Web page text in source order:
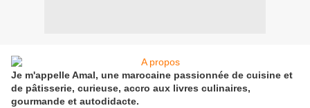
Je m'appelle Amal, une marocaine passionnée de cuisine et
de pâtisserie, curieuse, accro aux livres culinaires,
gourmande et autodidacte.